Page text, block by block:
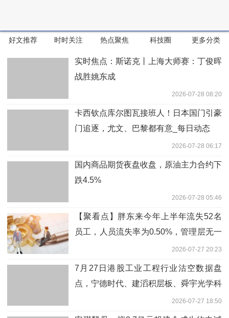
好文推荐 时时关注 热点聚焦 科技圈 更多分类
实时焦点：斯诺克丨上海大师赛：丁俊晖
战胜姚东成
2026-07-28 08:20
卡西钦点库尔图瓦接班人！日本国门引豪
门追逐，尤文、巴黎都有意_每日动态
2026-07-28 06:17
国内商品期货夜盘收盘，原油主力合约下
跌4.5%
2026-07-28 05:46
【聚看点】胖东来今年上半年流失52名
员工，人员流失率为0.50%，管理层无一
人流失，员工平均工资已达到9598元
2026-07-27 20:23
7月27日港股工业工程行业沽空数据盘
点，宁德时代、建滔积层板、舜宇光学科
技沽空金额位居行业前三 速递2026-07-27 18:50